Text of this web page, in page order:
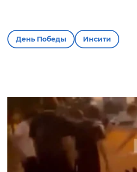
День Победы Инсити